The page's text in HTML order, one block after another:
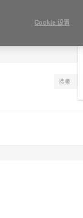
Cookie 设置